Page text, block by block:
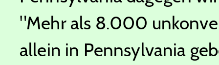
"Mehr als 8.000
allein in Pennsylvania